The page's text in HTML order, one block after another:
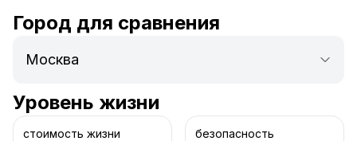
Город для сравнения
Уровень жизни
стоимость жизни безопасность